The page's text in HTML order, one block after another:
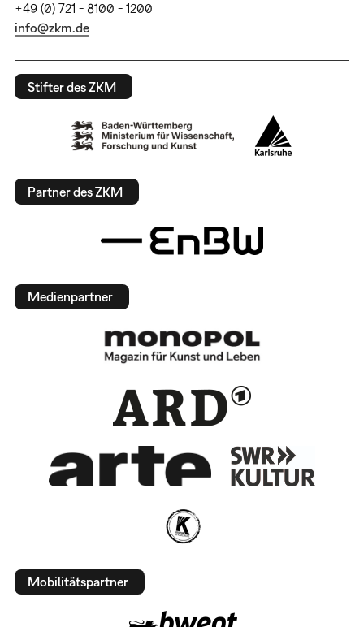
+49 (0) 721 - 8100 - 1200
info@zkm.de
Stifter des ZKM
Partner des ZKM
Medienpartner
Mobilitätspartner